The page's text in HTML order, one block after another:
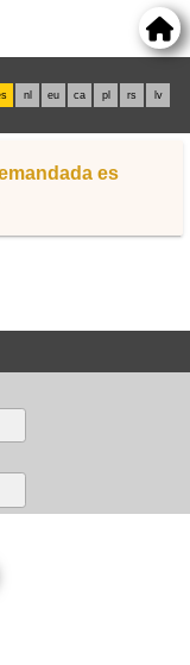
nl eu ca pl rs lv
es